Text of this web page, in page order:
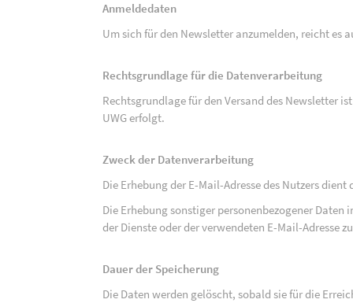
Anmeldedaten
Um sich für den Newsletter anzumelden, reicht es
Rechtsgrundlage für die Datenverarbeitung
Rechtsgrundlage für den Versand des Newsletter ist
UWG erfolgt.
Zweck der Datenverarbeitung
Die Erhebung der E-Mail-Adresse des Nutzers
Die Erhebung sonstiger personenbezogener
der Dienste oder der verwendeten E-Mail-Adresse
Dauer der Speicherung
Die Daten werden gelöscht, sobald sie für die